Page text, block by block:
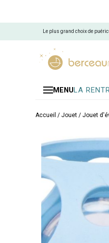
Le plus grand choix de
MENULA
Accueil / Jouet / Jouet